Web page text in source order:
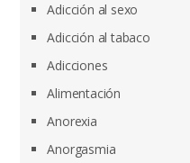
Adicción al sexo
Adicción al tabaco
Adicciones
Alimentación
Anorexia
Anorgasmia